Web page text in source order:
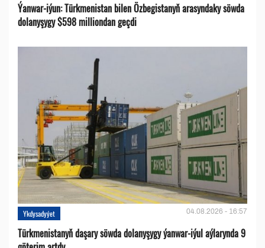
Ýanwar-iýun: Türkmenistan bilen Özbegistanyň arasyndaky söwda
dolanyşygy $598 milliondan geçdi
Ykdysadyýet 04.08.2026 - 16:57
Türkmenistanyň daşary söwda dolanyşygy ýanwar-iýul aýlarynda 9